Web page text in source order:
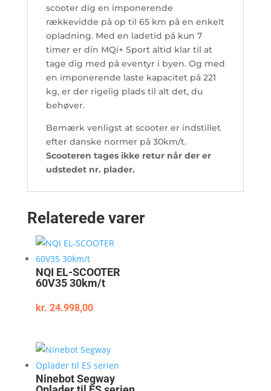
scooter dig en imponerende
rækkevidde på op til 65 km på en enkelt
opladning. Med en ladetid på kun 7
timer er din MQi+ Sport altid klar til at
tage dig med på eventyr i byen. Og med
en imponerende laste kapacitet på 221
kg, er der rigelig plads til alt det, du
behøver.
Bemærk venligst at scooter er indstillet
efter danske normer på 30km/t.
Scooteren tages ikke retur når der er
udstedet nr. plader.
Relaterede varer
NQI EL-SCOOTER
60V35 30km/t
kr. 24.998,00
Ninebot Segway